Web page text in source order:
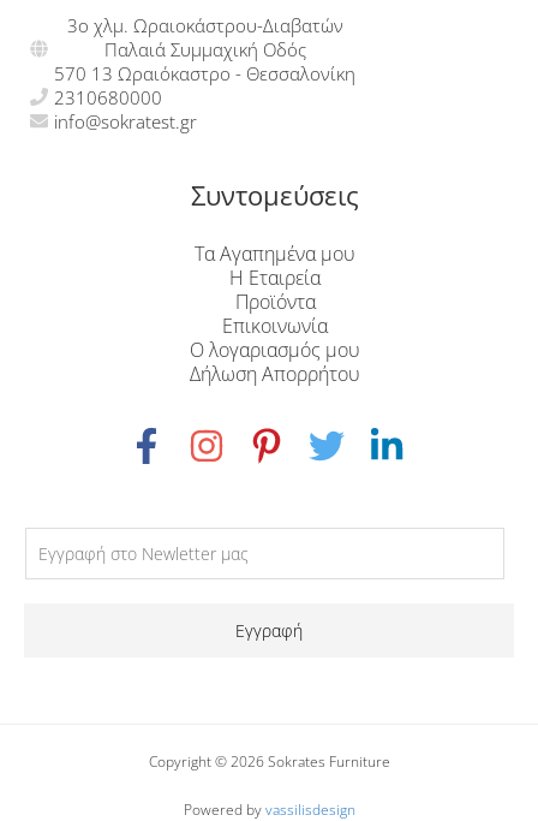
3ο χλμ. Ωραιοκάστρου-Διαβατών
Παλαιά Συμμαχική Οδός
570 13 Ωραιόκαστρο - Θεσσαλονίκη
2310680000
info@sokratest.gr
Συντομεύσεις
Τα Αγαπημένα μου
Η Εταιρεία
Προϊόντα
Επικοινωνία
Ο λογαριασμός μου
Δήλωση Απορρήτου
Εγγραφή
Copyright © 2026 Sokrates Furniture
Powered byvassilisdesign